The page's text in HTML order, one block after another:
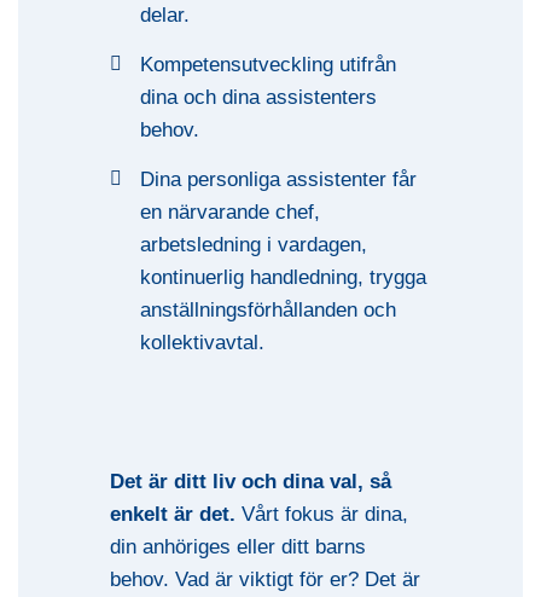
delar.
Kompetensutveckling utifrån
dina och dina assistenters
behov.
Dina personliga assistenter får
en närvarande chef,
arbetsledning i vardagen,
kontinuerlig handledning, trygga
anställningsförhållanden och
kollektivavtal.
Det är ditt liv och dina val, så
enkelt är det. Vårt fokus är dina,
din anhöriges eller ditt barns
behov. Vad är viktigt för er? Det är